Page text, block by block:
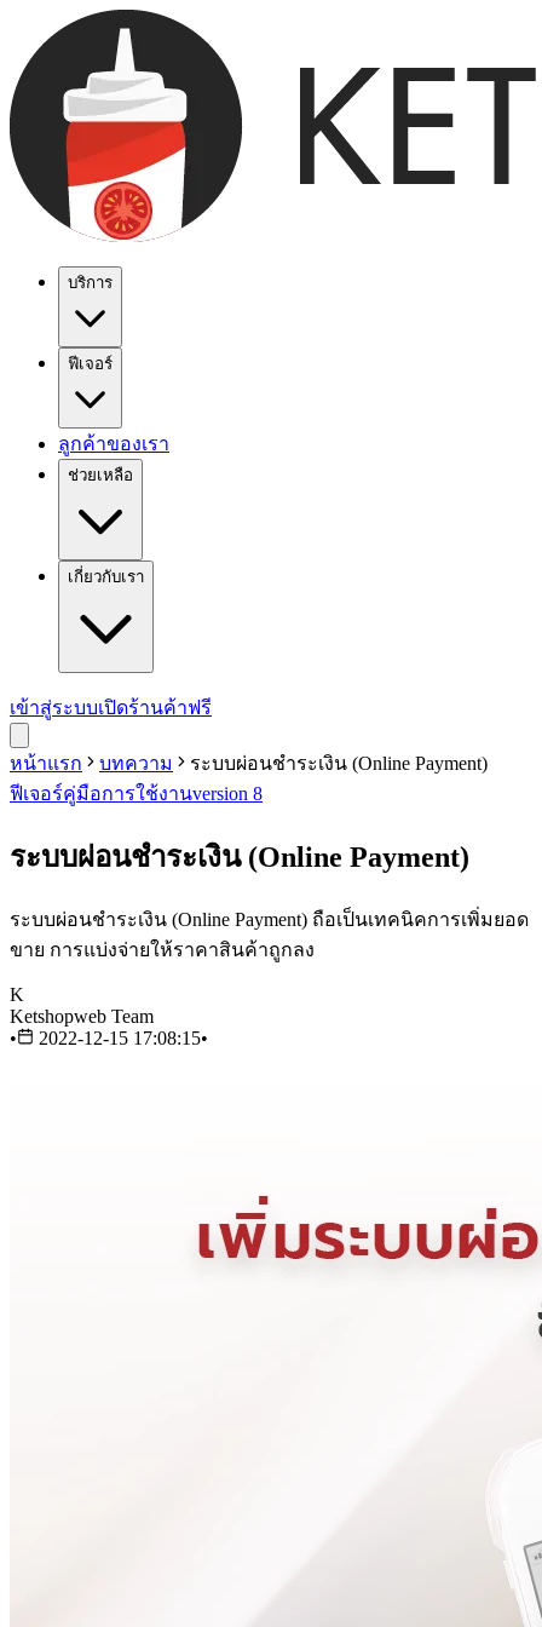
บริการ
ฟีเจอร์
ลูกค้าของเรา
ช่วยเหลือ
เกี่ยวกับเรา
เข้าสู่ระบบเปิดร้านค้าฟรี
หน้าแรก บทความ
ระบบผ่อนชำระเงิน (Online Payment)
ฟีเจอร์คู่มือการใช้งานversion 8
ระบบผ่อนชำระเงิน (Online Payment)
ระบบผ่อนชำระเงิน (Online Payment) ถือเป็นเทคนิคการเพิ่มยอด
ขาย การแบ่งจ่ายให้ราคาสินค้าถูกลง
K
Ketshopweb Team
•
2022-12-15 17:08:15•